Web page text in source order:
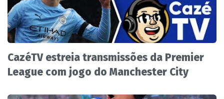
CazéTV estreia transmissões da Premier
League com jogo do Manchester City